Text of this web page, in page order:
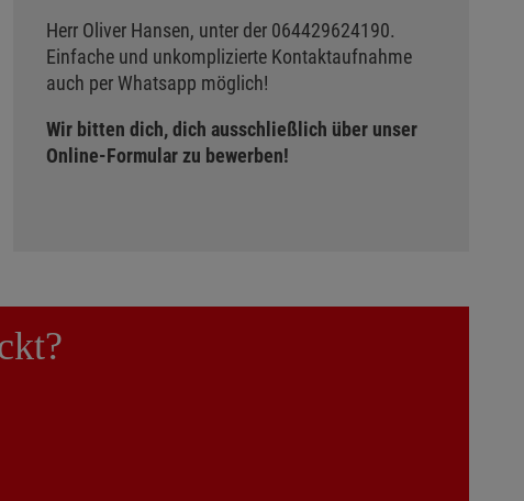
Herr Oliver Hansen, unter der 064429624190.
Einfache und unkomplizierte Kontaktaufnahme
auch per Whatsapp möglich!
Wir bitten dich, dich ausschließlich über unser
Online-Formular zu bewerben!